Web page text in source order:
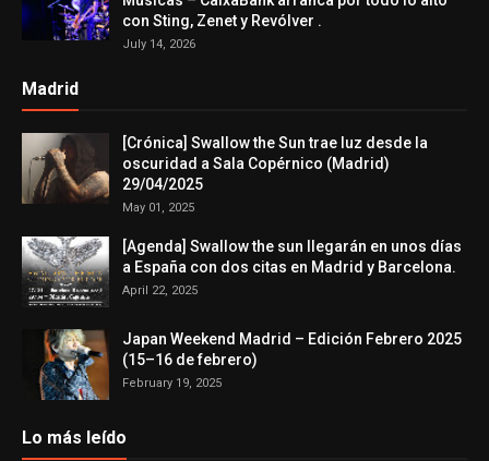
con Sting, Zenet y Revólver .
July 14, 2026
Madrid
[Crónica] Swallow the Sun trae luz desde la
oscuridad a Sala Copérnico (Madrid)
29/04/2025
May 01, 2025
[Agenda] Swallow the sun llegarán en unos días
a España con dos citas en Madrid y Barcelona.
April 22, 2025
Japan Weekend Madrid – Edición Febrero 2025
(15–16 de febrero)
February 19, 2025
Lo más leído